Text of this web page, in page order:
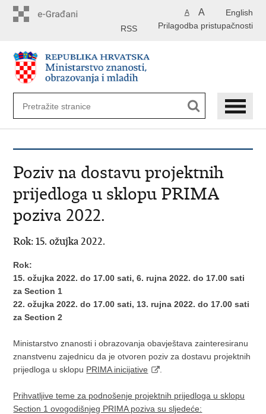
English
A A
Prilagodba pristupačnosti
RSS
Poziv na dostavu projektnih
prijedloga u sklopu PRIMA
poziva 2022.
Rok: 15. ožujka 2022.
Rok:
15. ožujka 2022. do 17.00 sati, 6. rujna 2022. do 17.00 sati
za Section 1
22. ožujka 2022. do 17.00 sati, 13. rujna 2022. do 17.00 sati
za Section 2
Ministarstvo znanosti i obrazovanja obavještava zainteresiranu
znanstvenu zajednicu da je otvoren poziv za dostavu projektnih
prijedloga u sklopu PRIMA inicijative
Prihvatljive teme za podnošenje projektnih prijedloga u sklopu
Section 1 ovogodišnjeg PRIMA poziva su sljedeće: